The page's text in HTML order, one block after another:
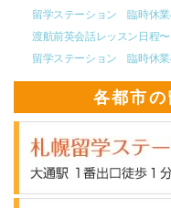
留学ステーション 臨時休
渡航前英会話レッスン日程
留学ステーション 臨時休
各都市